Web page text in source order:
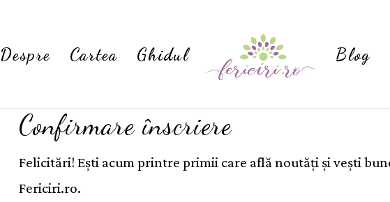
Despre Cartea Ghidul Blog
Confirmare înscriere
Felicitări! Ești acum printre primii care află noutăți și vești
Fericiri.ro.